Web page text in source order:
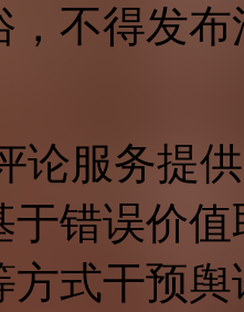
，不得发
论服务提
于错误价
方式干预